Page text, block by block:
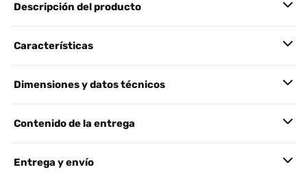
Descripción del producto
Características
Dimensiones y datos técnicos
Contenido de la entrega
Entrega y envío